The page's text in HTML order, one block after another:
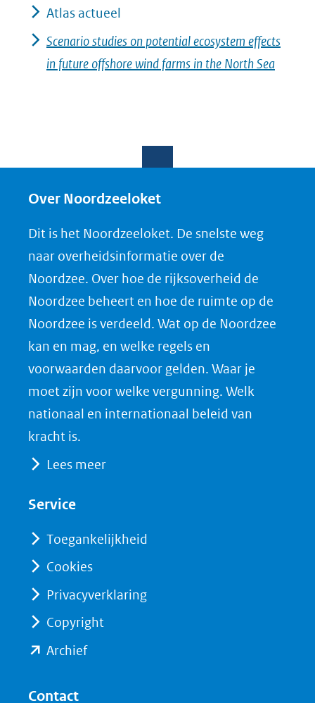
Atlas actueel
Scenario studies on potential ecosystem effects
in future offshore wind farms in the North Sea
Over Noordzeeloket
Dit is het Noordzeeloket. De snelste weg
naar overheidsinformatie over de
Noordzee. Over hoe de rijksoverheid de
Noordzee beheert en hoe de ruimte op de
Noordzee is verdeeld. Wat op de Noordzee
kan en mag, en welke regels en
voorwaarden daarvoor gelden. Waar je
moet zijn voor welke vergunning. Welk
nationaal en internationaal beleid van
kracht is.
Lees meer
Service
Toegankelijkheid
Cookies
Privacyverklaring
Copyright
Archief(opent
Contact